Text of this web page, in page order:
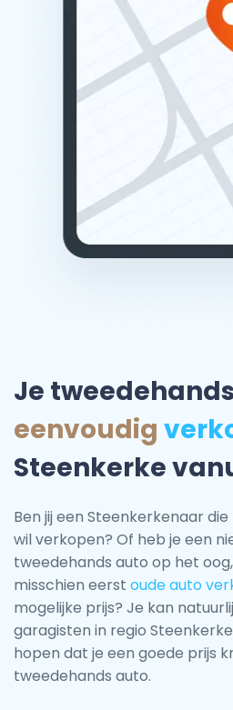
Je
eenvoudig
Steenkerke
Ben jij een Steenkerkenaar
wil verkopen? Of heb je een
tweedehands auto op het
misschien eerst oude auto
mogelijke prijs? Je kan
garagisten in regio
hopen dat je een goede prijs
tweedehands auto.